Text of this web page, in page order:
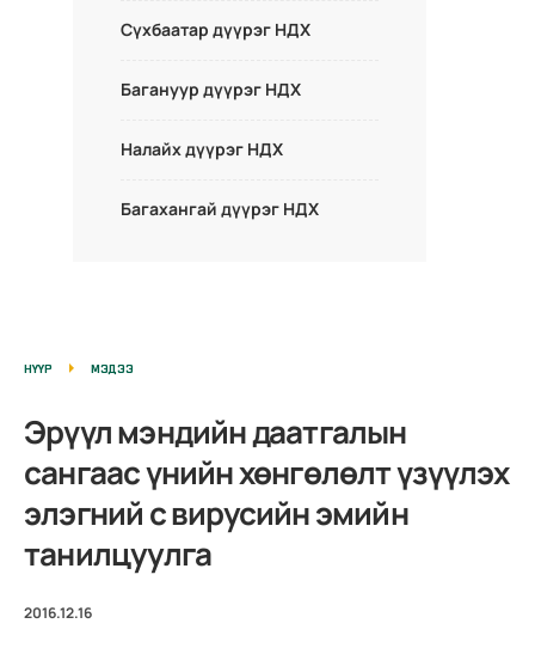
Сүхбаатар дүүрэг НДХ
Багануур дүүрэг НДХ
Налайх дүүрэг НДХ
Багахангай дүүрэг НДХ
НҮҮР МЭДЭЭ
Эрүүл мэндийн даатгалын
сангаас үнийн хөнгөлөлт үзүүлэх
элэгний с вирусийн эмийн
танилцуулга
2016.12.16